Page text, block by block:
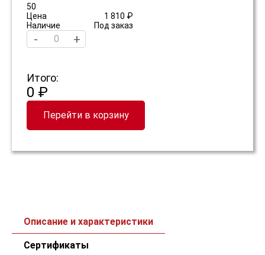
50
Цена
1 810 ₽
Наличие
Под заказ
- +
Итого:
0 ₽
Перейти в корзину
Описание и характеристики
Сертификаты